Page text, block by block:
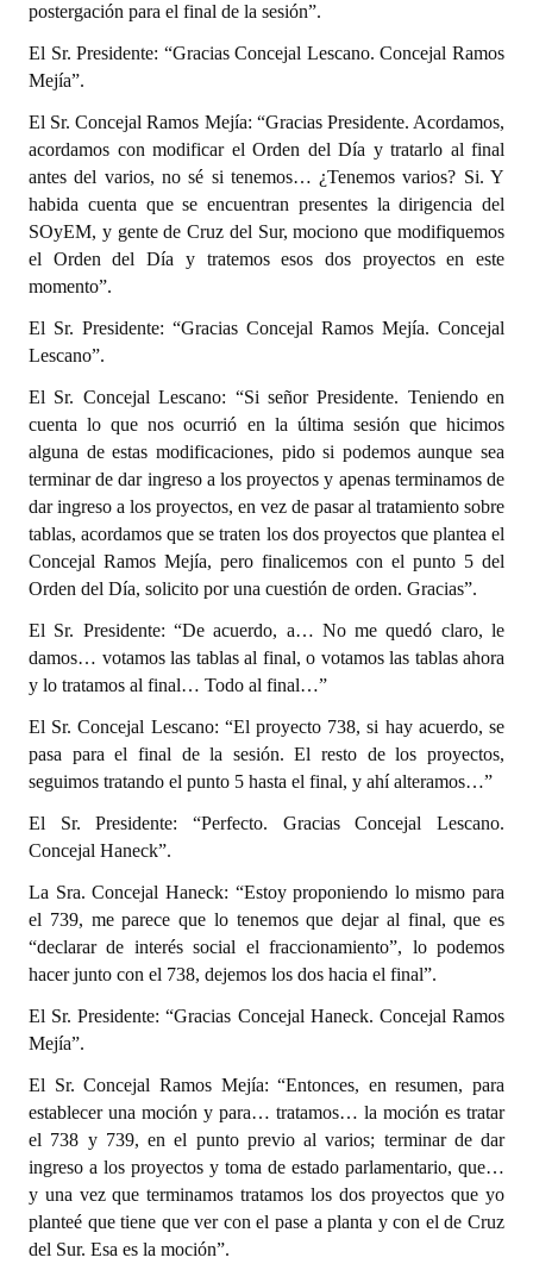
postergación para el final de la sesión”.
El Sr. Presidente: “Gracias Concejal Lescano. Concejal Ramos
Mejía”.
El Sr. Concejal Ramos Mejía: “Gracias Presidente. Acordamos,
acordamos con modificar el Orden del Día y tratarlo al final
antes del varios, no sé si tenemos… ¿Tenemos varios? Si. Y
habida cuenta que se encuentran presentes la dirigencia del
SOyEM, y gente de Cruz del Sur, mociono que modifiquemos
el Orden del Día y tratemos esos dos proyectos en este
momento”.
El Sr. Presidente: “Gracias Concejal Ramos Mejía. Concejal
Lescano”.
El Sr. Concejal Lescano: “Si señor Presidente. Teniendo en
cuenta lo que nos ocurrió en la última sesión que hicimos
alguna de estas modificaciones, pido si podemos aunque sea
terminar de dar ingreso a los proyectos y apenas terminamos de
dar ingreso a los proyectos, en vez de pasar al tratamiento sobre
tablas, acordamos que se traten los dos proyectos que plantea el
Concejal Ramos Mejía, pero finalicemos con el punto 5 del
Orden del Día, solicito por una cuestión de orden. Gracias”.
El Sr. Presidente: “De acuerdo, a… No me quedó claro, le
damos… votamos las tablas al final, o votamos las tablas ahora
y lo tratamos al final… Todo al final…”
El Sr. Concejal Lescano: “El proyecto 738, si hay acuerdo, se
pasa para el final de la sesión. El resto de los proyectos,
seguimos tratando el punto 5 hasta el final, y ahí alteramos…”
El Sr. Presidente: “Perfecto. Gracias Concejal Lescano.
Concejal Haneck”.
La Sra. Concejal Haneck: “Estoy proponiendo lo mismo para
el 739, me parece que lo tenemos que dejar al final, que es
“declarar de interés social el fraccionamiento”, lo podemos
hacer junto con el 738, dejemos los dos hacia el final”.
El Sr. Presidente: “Gracias Concejal Haneck. Concejal Ramos
Mejía”.
El Sr. Concejal Ramos Mejía: “Entonces, en resumen, para
establecer una moción y para… tratamos… la moción es tratar
el 738 y 739, en el punto previo al varios; terminar de dar
ingreso a los proyectos y toma de estado parlamentario, que…
y una vez que terminamos tratamos los dos proyectos que yo
planteé que tiene que ver con el pase a planta y con el de Cruz
del Sur. Esa es la moción”.